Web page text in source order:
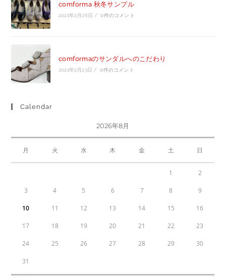
comforma 秋冬サンプル
2021年2月26日 / 0件のコメント
comformaのサンダルへのこだわり
2021年2月23日 / 0件のコメント
Calendar
2026年8月
月 火 水 木 金 土 日
1 2
3 4 5 6 7 8 9
10 11 12 13 14 15 16
17 18 19 20 21 22 23
24 25 26 27 28 29 30
31